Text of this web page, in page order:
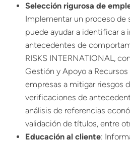
Selección rigurosa de
Implementar un proceso de
puede ayudar a identificar a
antecedentes de
RISKS INTERNATIONAL,
Gestión y Apoyo a
empresas a mitigar riesgos
verificaciones de
análisis de referencias
validación de títulos, entre
Educación al cliente: